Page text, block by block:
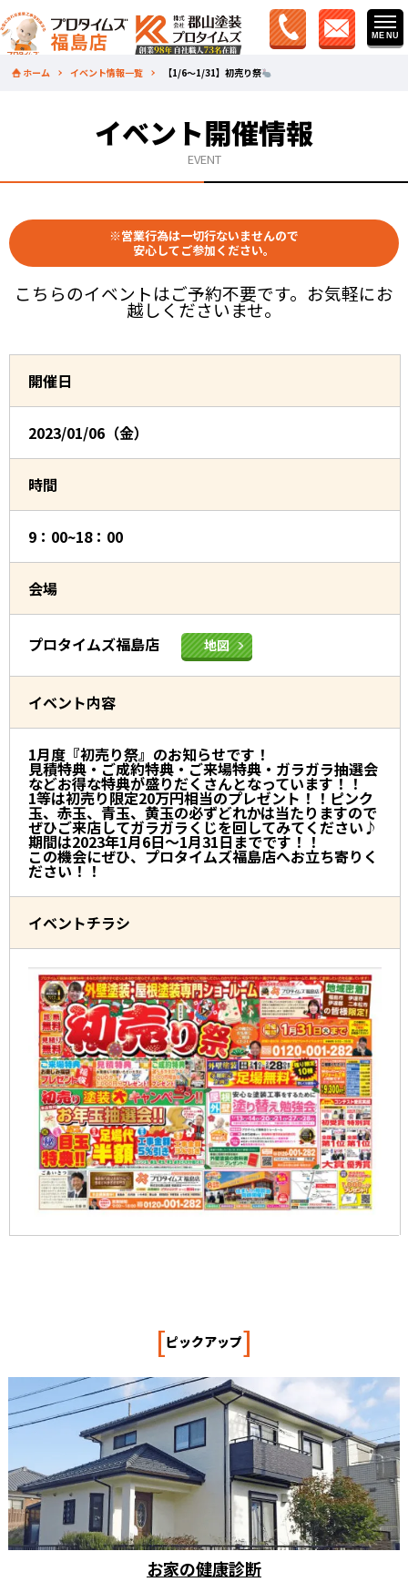
ホーム イベント情報一覧 【1/6～1/31】初売り祭
イベント開催情報
EVENT
※営業行為は一切行ないませんので
安心してご参加ください。
こちらのイベントはご予約不要です。お気軽にお
越しくださいませ。
開催日
2023/01/06（金）
時間
9：00~18：00
会場
プロタイムズ福島店 地図
イベント内容
1月度『初売り祭』のお知らせです！
見積特典・ご成約特典・ご来場特典・ガラガラ抽選会
などお得な特典が盛りだくさんとなっています！！
1等は初売り限定20万円相当のプレゼント！！ピンク
玉、赤玉、青玉、黄玉の必ずどれかは当たりますので
ぜひご来店してガラガラくじを回してみてください♪
期間は2023年1月6日～1月31日までです！！
この機会にぜひ、プロタイムズ福島店へお立ち寄りく
ださい！！
イベントチラシ
[ピックアップ]
お家の健康診断